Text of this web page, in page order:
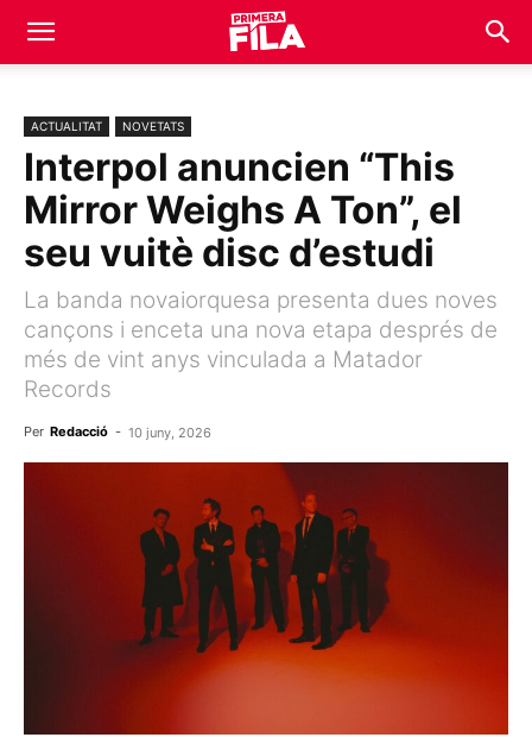
ACTUALITAT NOVETATS
Interpol anuncien “This
Mirror Weighs A Ton”, el
seu vuitè disc d’estudi
La banda novaiorquesa presenta dues noves
cançons i enceta una nova etapa després de
més de vint anys vinculada a Matador
Records
Per Redacció - 10 juny, 2026